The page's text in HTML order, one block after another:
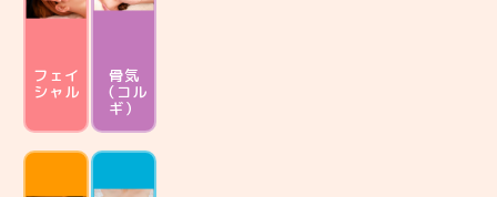
フェイ
シャル
骨気
（コル
ギ）